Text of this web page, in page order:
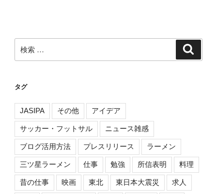
索:
タグ
JASIPA その他 アイデア
サッカー・フットサル ニュース雑感
ブログ活用方法 プレスリリース ラーメン
三ツ星ラーメン 仕事 勉強 所信表明 料理
昔の仕事 映画 東北 東日本大震災 求人